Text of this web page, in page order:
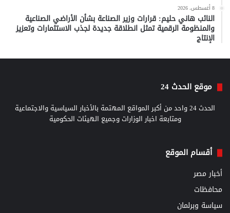
8 أغسطس، 2026
النائب هاني حليم: قرارات وزير الصناعة بشأن الأراضي الصناعية
والمنظومة الرقمية تمثل انطلاقة جديدة لجذب الاستثمارات وتعزيز
الإنتاج
موقع الحدث 24
الحدث 24 واحد من أكبر المواقع المهتمة بالأخبار السياسية والاجتماعية
ومتابعة اخبار الوزارات وجميع الهيئات الحكومية
أقسام الموقع
أخبار مصر
محافظات
سياسة وبرلمان